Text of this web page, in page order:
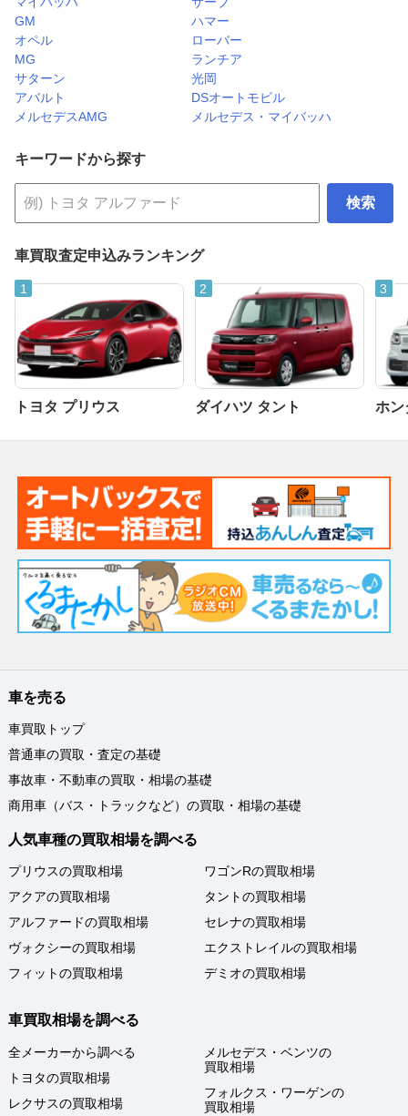
GM
ハマー
オペル
ローバー
MG
ランチア
サターン
光岡
アバルト
DSオートモビル
メルセデスAMG
メルセデス・マイバッハ
キーワードから探す
検索
車買取査定申込みランキング
トヨタ プリウス ダイハツ タント ホン
車を売る
車買取トップ
普通車の買取・査定の基礎
事故車・不動車の買取・相場の基礎
商用車（バス・トラックなど）の買取・相場の基礎
人気車種の買取相場を調べる
プリウスの買取相場
アクアの買取相場
アルファードの買取相場
ヴォクシーの買取相場
フィットの買取相場
ワゴンRの買取相場
タントの買取相場
セレナの買取相場
エクストレイルの買取相場
デミオの買取相場
車買取相場を調べる
全メーカーから調べる
トヨタの買取相場
レクサスの買取相場
メルセデス・ベンツの
買取相場
フォルクス・ワーゲンの
買取相場